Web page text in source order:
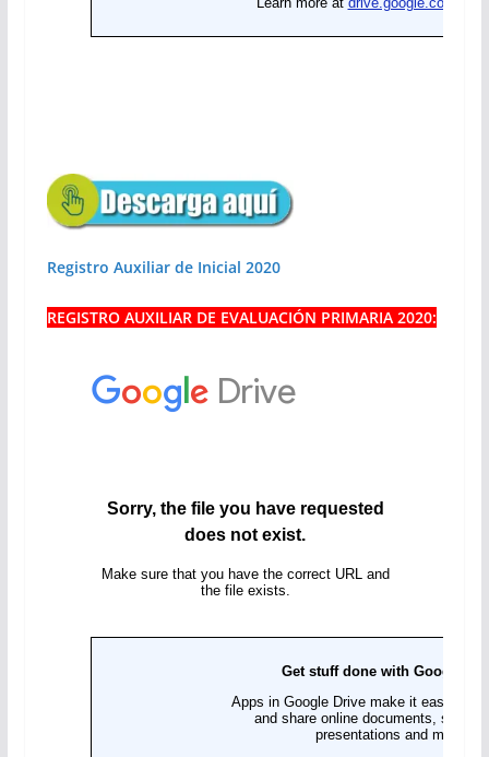
Registro Auxiliar de Inicial 2020
REGISTRO AUXILIAR DE EVALUACIÓN PRIMARIA 2020: